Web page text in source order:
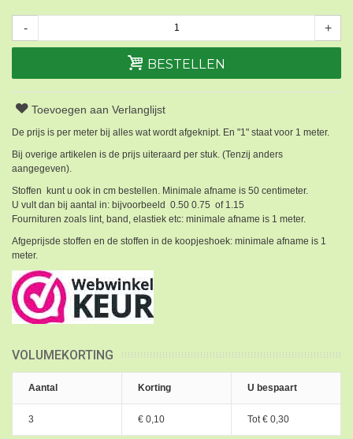
- +
BESTELLEN
Toevoegen aan Verlanglijst
De prijs is per meter bij alles wat wordt afgeknipt. En "1" staat voor 1 meter.
Bij overige artikelen is de prijs uiteraard per stuk. (Tenzij anders
aangegeven).
Stoffen kunt u ook in cm bestellen. Minimale afname is 50 centimeter.
U vult dan bij aantal in: bijvoorbeeld 0.50 0.75 of 1.15
Fournituren zoals lint, band, elastiek etc: minimale afname is 1 meter.
Afgeprijsde stoffen en de stoffen in de koopjeshoek: minimale afname is 1
meter.
VOLUMEKORTING
Aantal Korting U bespaart
3 € 0,10 Tot€ 0,30